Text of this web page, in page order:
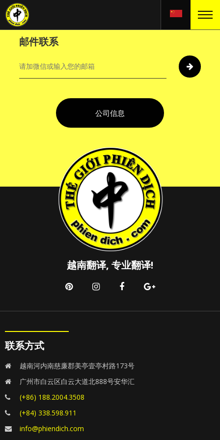
邮件联系
公司信息
越南翻译, 专业翻译!
联系方式
越南河内南慈廉郡美亭壹亭村路173号
广州市白云区白云大道北888号安华汇
(+86) 188.2004.3508
(+84) 338.598.911
info@phiendich.com